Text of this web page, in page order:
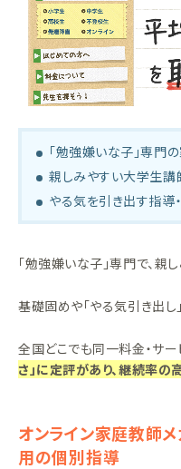
「勉強嫌いな子」専門
親しみやすい大学生講
やる気を引き出す指導
「勉強嫌いな子」専門で、親
基礎固めや「やる気引き出し
全国どこでも同一料金・サー
さ」に定評があり、継続率の
オンライン家庭教師
用の個別指導